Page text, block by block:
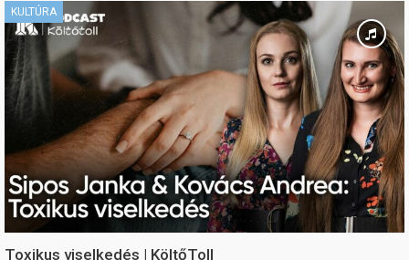
KULTÚRA
Toxikus viselkedés | KöltőToll